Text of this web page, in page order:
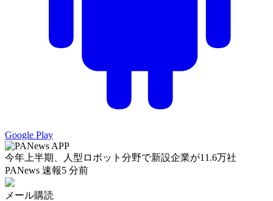
Google Play
今年上半期、人型ロボット分野で新設企業が11.6万社
PANews 速報5 分前
メール購読